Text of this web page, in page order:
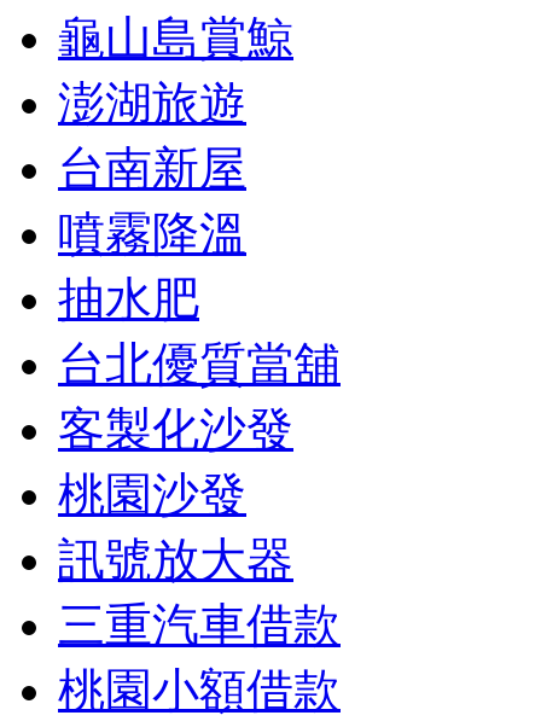
龜山島賞鯨
澎湖旅遊
台南新屋
噴霧降溫
抽水肥
台北優質當舖
客製化沙發
桃園沙發
訊號放大器
三重汽車借款
桃園小額借款